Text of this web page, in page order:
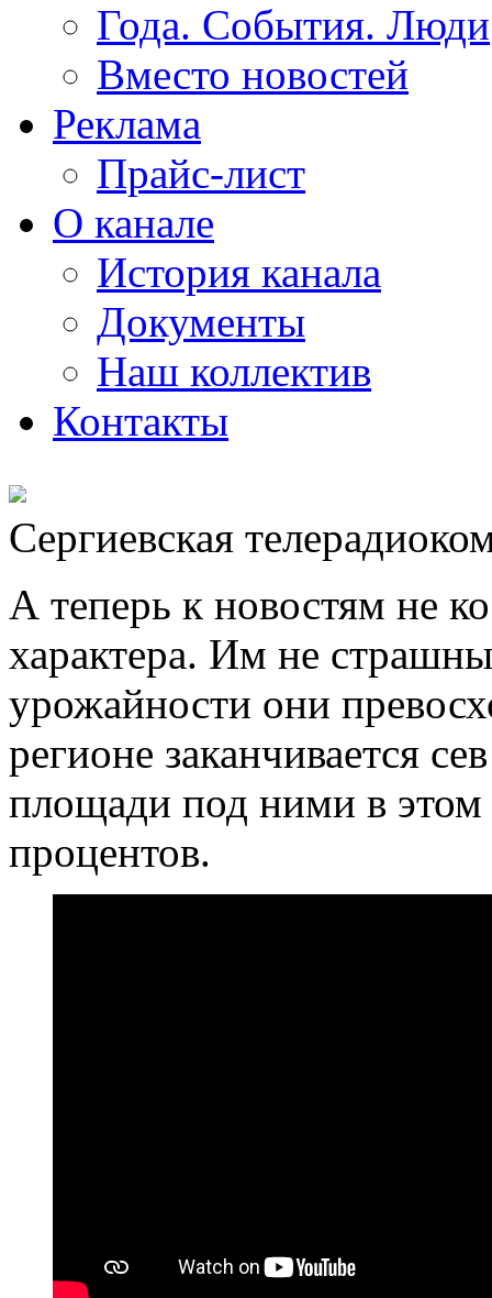
Года. События. Люди
Вместо новостей
Реклама
Прайс-лист
О канале
История канала
Документы
Наш коллектив
Контакты
Сергиевская
А теперь к новостям не
характера. Им не
урожайности они
регионе заканчивается
площади под ними в этом
процентов.